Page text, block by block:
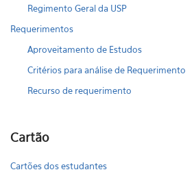
Regimento Geral da USP
Requerimentos
Aproveitamento de Estudos
Critérios para análise de Requerimento
Recurso de requerimento
Cartão
Cartões dos estudantes